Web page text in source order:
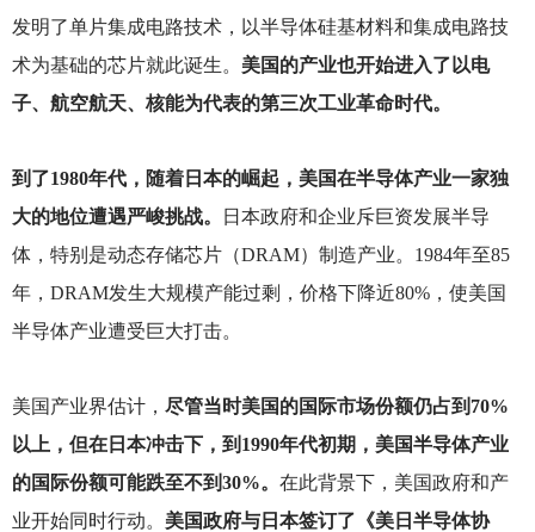
发明了单片集成电路技术，以半导体硅基材料和集成电路技
术为基础的芯片就此诞生。 美国的产业也开始进入了以电
子、航空航天、核能为代表的第三次工业革命时代。
到了1980年代，随着日本的崛起，美国在半导体产业一家独
大的地位遭遇严峻挑战。
日本政府和企业斥巨资发展半导
体，特别是动态存储芯片（DRAM）制造产业。1984年至85
年，DRAM发生大规模产能过剩，价格下降近80%，使美国
半导体产业遭受巨大打击。
美国产业界估计， 尽管当时美国的国际市场份额仍占到70%
以上，但在日本冲击下，到1990年代初期，美国半导体产业
的国际份额可能跌至不到30%。 在此背景下，美国政府和产
业开始同时行动。 美国政府与日本签订了《美日半导体协